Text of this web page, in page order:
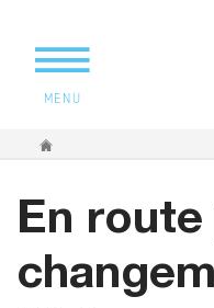
MENU
Vous êtes ici
En